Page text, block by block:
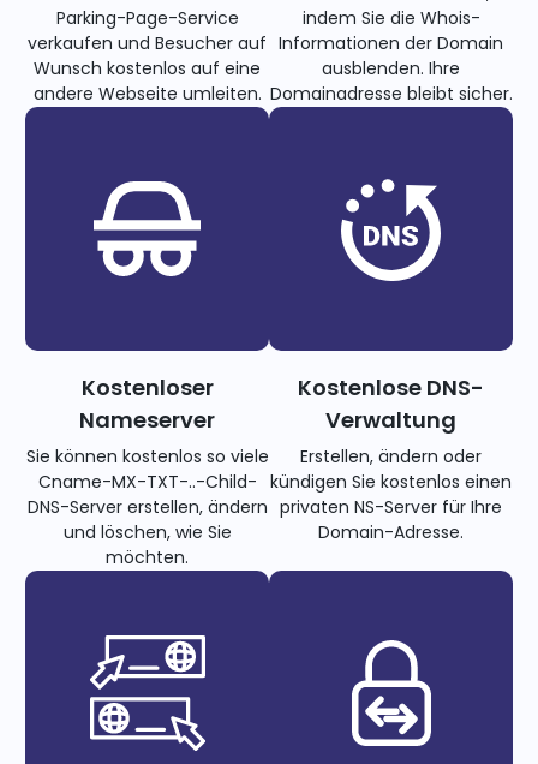
Parking-Page-Service
verkaufen und Besucher auf
Wunsch kostenlos auf eine
andere Webseite umleiten.
indem Sie die Whois-
Informationen der Domain
ausblenden. Ihre
Domainadresse bleibt sicher.
Kostenloser
Nameserver
Sie können kostenlos so viele
Cname-MX-TXT-..-Child-
DNS-Server erstellen, ändern
und löschen, wie Sie
möchten.
Kostenlose DNS-
Verwaltung
Erstellen, ändern oder
kündigen Sie kostenlos einen
privaten NS-Server für Ihre
Domain-Adresse.